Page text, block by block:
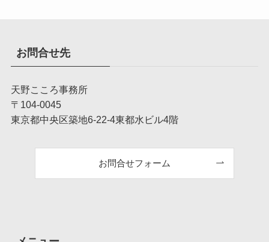
お問合せ先
天野こころ事務所
〒104-0045
東京都中央区築地6-22-4東都水ビル4階
お問合せフォーム